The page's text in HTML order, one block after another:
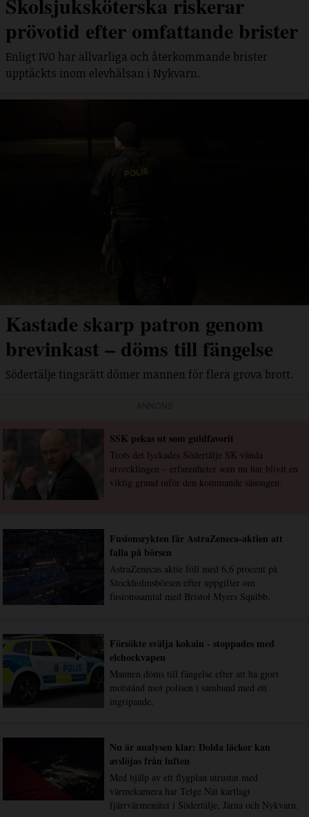
prövotid efter omfattande brister
Enligt IVO har allvarliga och återkommande brister
upptäckts inom elevhälsan i Nykvarn.
Kastade skarp patron genom
brevinkast – döms till fängelse
Södertälje tingsrätt dömer mannen för flera grova brott.
SSK pekas ut som guldfavorit
Trots det lyckades Södertälje SK vända
utvecklingen – erfarenheter som nu har blivit en
viktig grund inför den kommande säsongen.
Fusionsrykten får AstraZeneca-aktien att
falla på börsen
AstraZenecas aktie föll med 6,6 procent på
Stockholmsbörsen efter uppgifter om
fusionssamtal med Bristol Myers Squibb.
Försökte svälja kokain - stoppades med
elchockvapen
Mannen döms till fängelse efter att ha gjort
motstånd mot polisen i samband med ett
ingripande.
Nu är analysen klar: Dolda läckor kan
avslöjas från luften
Med hjälp av ett flygplan utrustat med
värmekamera har Telge Nät kartlagt
fjärrvärmenätet i Södertälje, Järna och Nykvarn.